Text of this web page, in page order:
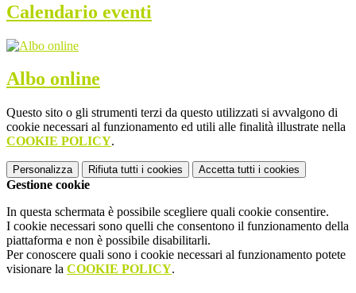
Calendario eventi
Albo online
Questo sito o gli strumenti terzi da questo utilizzati si avvalgono di
cookie necessari al funzionamento ed utili alle finalità illustrate nella
COOKIE POLICY.
Personalizza Rifiuta tutti i cookies Accetta tutti i cookies
Gestione cookie
In questa schermata è possibile scegliere quali cookie consentire.
I cookie necessari sono quelli che consentono il funzionamento della
piattaforma e non è possibile disabilitarli.
Per conoscere quali sono i cookie necessari al funzionamento potete
visionare la COOKIE POLICY.